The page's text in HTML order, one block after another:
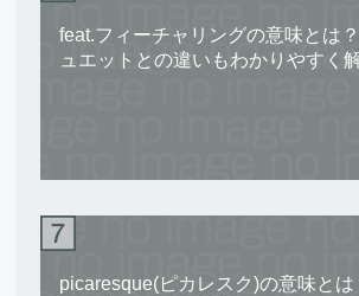
feat.フィーチャリングの意味とは
ュエットとの違いもわかりやすく
picaresque(ピカレスク)の意味とは